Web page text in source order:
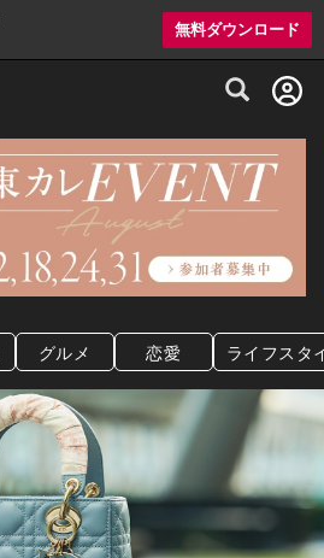
無料ダウンロード
グルメ情報・プレミアムレストラン予約
グルメ 恋愛 ライフスタ